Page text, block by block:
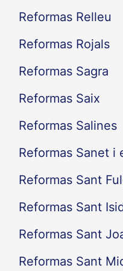
Reformas Relleu
Reformas Rojals
Reformas Sagra
Reformas Saix
Reformas Salines
Reformas Sanet i
Reformas Sant
Reformas Sant
Reformas Sant
Reformas Sant